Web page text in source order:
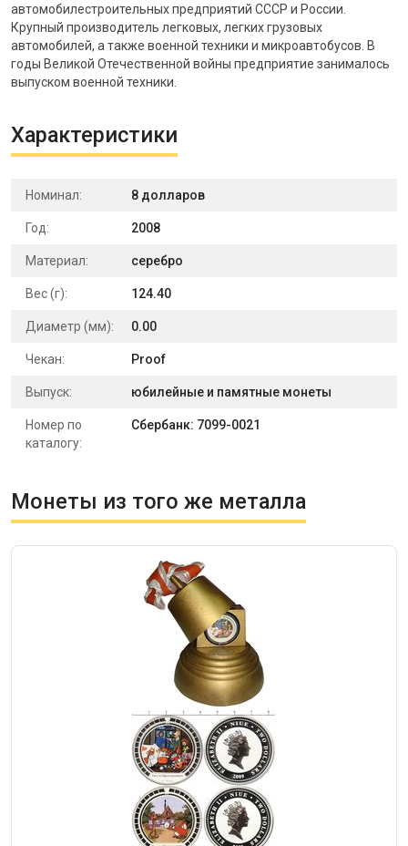
автомобилестроительных предприятий СССР и России.
Крупный производитель легковых, легких грузовых
автомобилей, а также военной техники и микроавтобусов. В
годы Великой Отечественной войны предприятие занималось
выпуском военной техники.
Характеристики
Номинал: 8 долларов
Год: 2008
Материал: серебро
Вес (г): 124.40
Диаметр (мм): 0.00
Чекан: Proof
Выпуск: юбилейные и памятные монеты
Номер по
каталогу:
Сбербанк: 7099-0021
Монеты из того же металла